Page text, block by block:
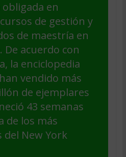
en
de gestión y
de maestría en
De acuerdo con
la enciclopedia
vendido más
de ejemplares
43 semanas
de los más
del New York